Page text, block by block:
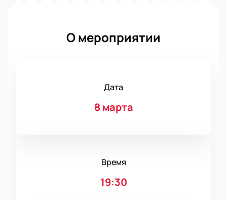
О мероприятии
Дата
8 марта
Время
19:30